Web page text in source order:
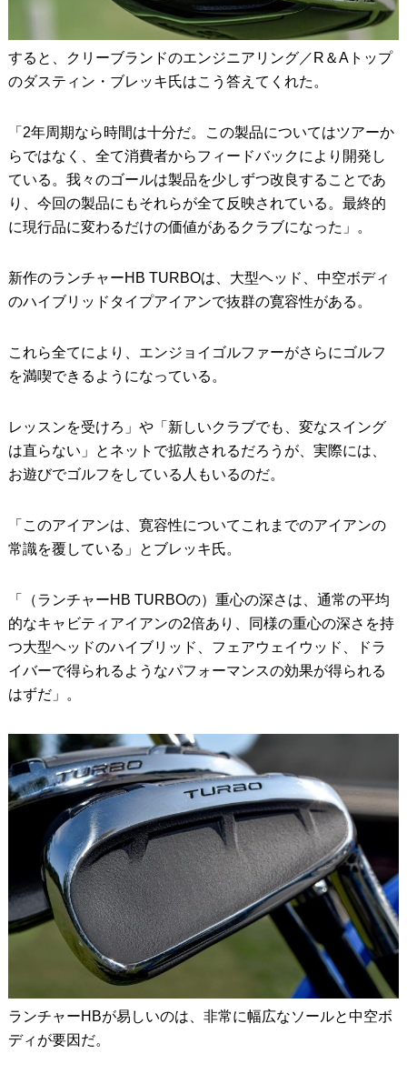
すると、クリーブランドのエンジニアリング／R＆Aトップ
のダスティン・ブレッキ氏はこう答えてくれた。
「2年周期なら時間は十分だ。この製品についてはツアーか
らではなく、全て消費者からフィードバックにより開発し
ている。我々のゴールは製品を少しずつ改良することであ
り、今回の製品にもそれらが全て反映されている。最終的
に現行品に変わるだけの価値があるクラブになった」。
新作のランチャーHB TURBOは、大型ヘッド、中空ボディ
のハイブリッドタイプアイアンで抜群の寛容性がある。
これら全てにより、エンジョイゴルファーがさらにゴルフ
を満喫できるようになっている。
レッスンを受けろ」や「新しいクラブでも、変なスイング
は直らない」とネットで拡散されるだろうが、実際には、
お遊びでゴルフをしている人もいるのだ。
「このアイアンは、寛容性についてこれまでのアイアンの
常識を覆している」とブレッキ氏。
「（ランチャーHB TURBOの）重心の深さは、通常の平均
的なキャビティアイアンの2倍あり、同様の重心の深さを持
つ大型ヘッドのハイブリッド、フェアウェイウッド、ドラ
イバーで得られるようなパフォーマンスの効果が得られる
はずだ」。
ランチャーHBが易しいのは、非常に幅広なソールと中空ボ
ディが要因だ。